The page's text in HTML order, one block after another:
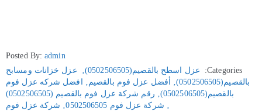
Posted By:admin
Categories:
عزل اسطح بالقصيم(0502506505) ‚
عزل خزانات ومسابح
بالقصيم(0502506505)
‚ أفضل عزل فوم بالقصيم‚
افضل شركه عزل فوم
بالقصيم(0502506505)
‚ رقم شركة عزل فوم بالقصيم (0502506505)
‚ شركة عزل فوم 0502506505 ‚ شركة عزل فوم